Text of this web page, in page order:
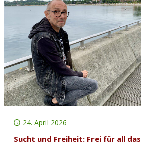
24. April 2026
Sucht und Freiheit: Frei für all das